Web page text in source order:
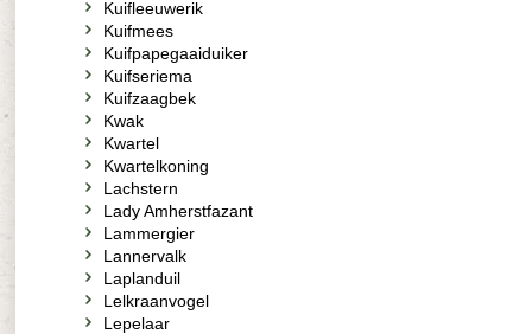
Kuifleeuwerik
Kuifmees
Kuifpapegaaiduiker
Kuifseriema
Kuifzaagbek
Kwak
Kwartel
Kwartelkoning
Lachstern
Lady Amherstfazant
Lammergier
Lannervalk
Laplanduil
Lelkraanvogel
Lepelaar